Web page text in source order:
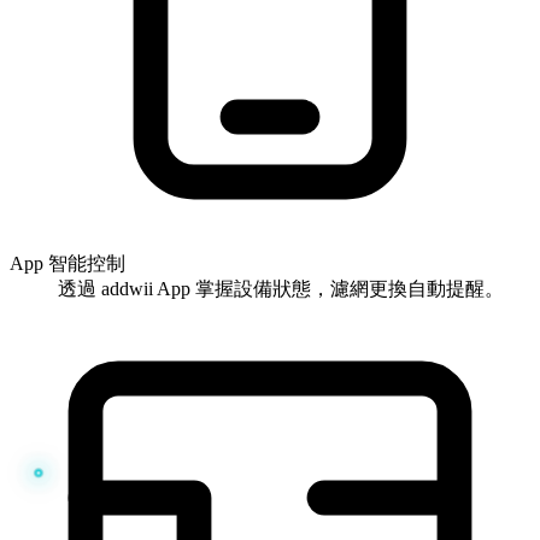
App 智能控制
透過 addwii App 掌握設備狀態，濾網更換自動提醒。